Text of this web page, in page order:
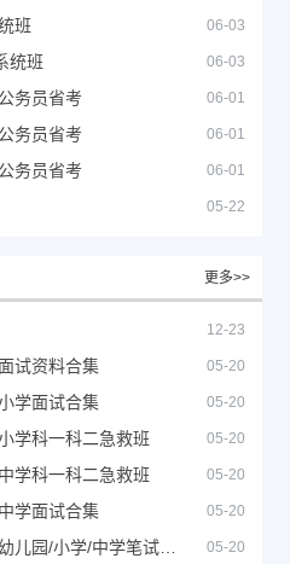
班 06-03
统班 06-03
务员省考 06-01
务员省考 06-01
务员省考 06-01
05-22
更多>>
12-23
试资料合集 05-20
学面试合集 05-20
学科一科二急救班 05-20
学科一科二急救班 05-20
学面试合集 05-20
05-20